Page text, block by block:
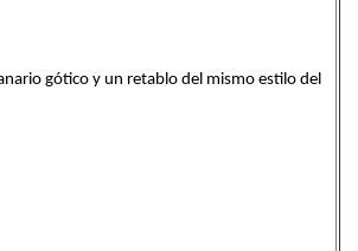
gótico y un retablo del mismo estilo del